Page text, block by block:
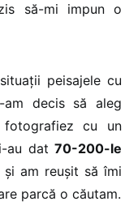
să-mi impun o
peisajele cu
decis să aleg
fotografiez cu un
au dat70-200-le
am reușit să îmi
parcă o căutam.